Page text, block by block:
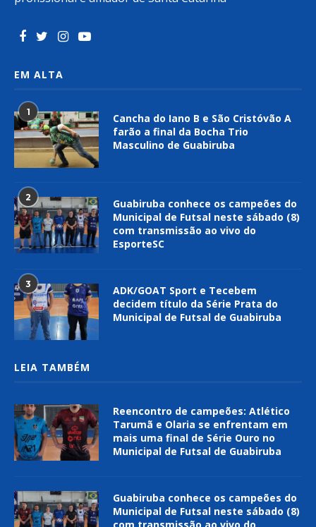
EM ALTA
1
Cancha do Iano B e São Cristóvão A
farão a final da Bocha Trio
Masculino de Guabiruba
2
Guabiruba conhece os campeões do
Municipal de Futsal neste sábado (8)
com transmissão ao vivo do
EsporteSC
3
ADK/GOAT Sport e Tecebem
decidem título da Série Prata do
Municipal de Futsal de Guabiruba
LEIA TAMBÉM
Reencontro de campeões: Atlético
Tarumã e Olaria se enfrentam em
mais uma final de Série Ouro no
Municipal de Futsal de Guabiruba
Guabiruba conhece os campeões do
Municipal de Futsal neste sábado (8)
com transmissão ao vivo do